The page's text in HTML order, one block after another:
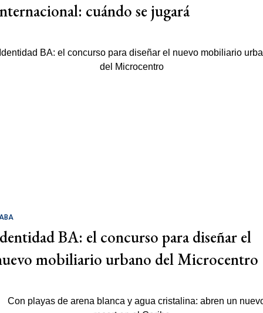
cuándo se jugará
BA: el concurso para diseñar el
mobiliario urbano del Microcentro